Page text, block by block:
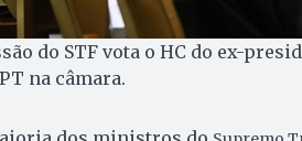
do STF vota o HC do ex-
na câmara.